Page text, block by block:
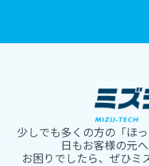
少しでも多くの方の「ほ
日もお客様の元
お困りでしたら、ぜひミ